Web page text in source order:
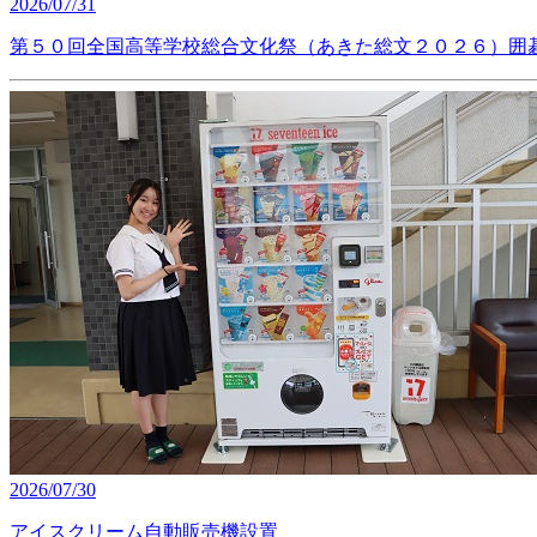
第５０回全国高等学校総合文化祭（あきた総文２０２６）囲
2026/07/30
アイスクリーム自動販売機設置